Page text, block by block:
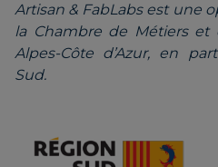
Artisan & FabLabs est une
la Chambre de Métiers et
Alpes-Côte d’Azur, en
Sud.